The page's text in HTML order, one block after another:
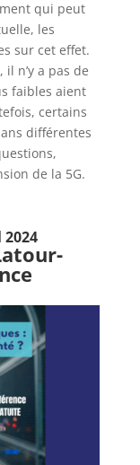
qui peut
les
sur cet effet.
il n’y a pas de
faibles aient
certains
différentes
de la 5G.